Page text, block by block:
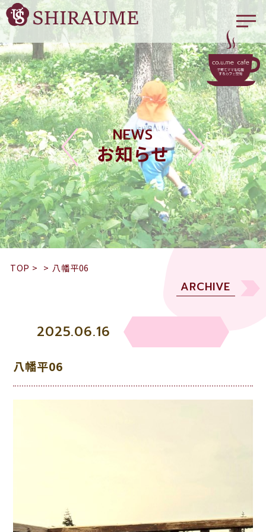
NEWS
お知らせ
TOP > > 八幡平06
ARCHIVE
2025.06.16
八幡平06